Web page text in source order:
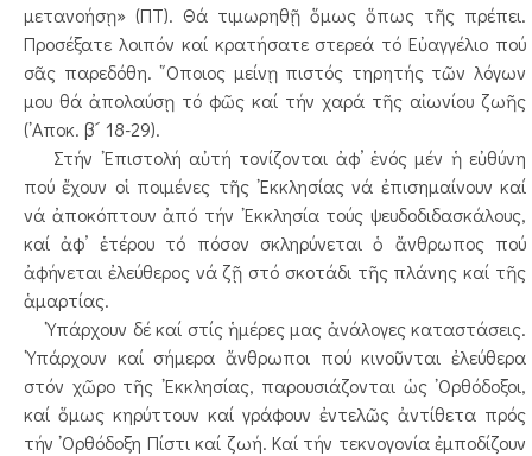
μετανοήσῃ» (ΠΤ). Θά τιμωρηθῇ ὅμως ὅπως τῆς πρέπει.
Προσέξατε λοιπόν καί κρατήσατε στερεά τό Εὐαγγέλιο πού
σᾶς παρεδόθη. ῞Οποιος μείνῃ πιστός τηρητής τῶν λόγων
μου θά ἀπολαύσῃ τό φῶς καί τήν χαρά τῆς αἰωνίου ζωῆς
(᾿Αποκ. β´ 18-29).
Στήν ᾿Επιστολή αὐτή τονίζονται ἀφ’ ἑνός μέν ἡ εὐθύνη
πού ἔχουν οἱ ποιμένες τῆς ᾿Εκκλησίας νά ἐπισημαίνουν καί
νά ἀποκόπτουν ἀπό τήν ᾿Εκκλησία τούς ψευδοδιδασκάλους,
καί ἀφ’ ἑτέρου τό πόσον σκληρύνεται ὁ ἄνθρωπος πού
ἀφήνεται ἐλεύθερος νά ζῇ στό σκοτάδι τῆς πλάνης καί τῆς
ἁμαρτίας.
῾Υπάρχουν δέ καί στίς ἡμέρες μας ἀνάλογες καταστάσεις.
῾Υπάρχουν καί σήμερα ἄνθρωποι πού κινοῦνται ἐλεύθερα
στόν χῶρο τῆς ᾿Εκκλησίας, παρουσιάζονται ὡς ᾿Ορθόδοξοι,
καί ὅμως κηρύττουν καί γράφουν ἐντελῶς ἀντίθετα πρός
τήν ᾿Ορθόδοξη Πίστι καί ζωή. Καί τήν τεκνογονία ἐμποδίζουν